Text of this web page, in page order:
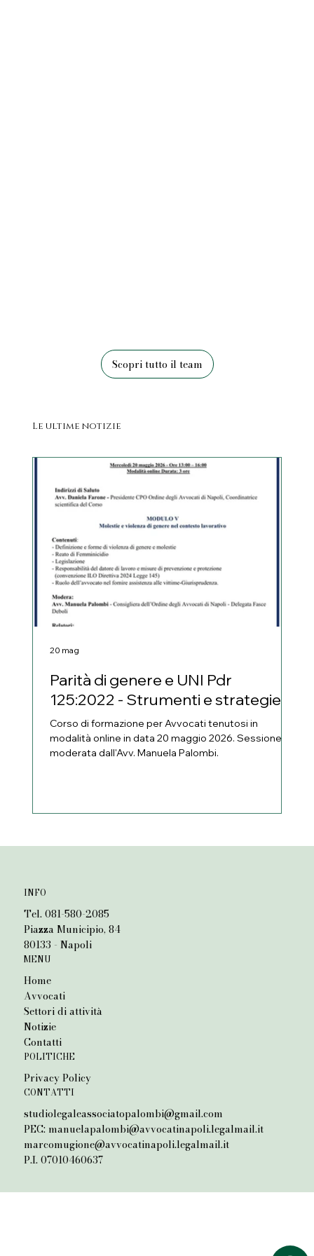
Scopri tutto il team
Le ultime notizie
Parità di genere e UNI Pdr
125:2022 - Strumenti e strategie
Corso di formazione per Avvocati tenutosi in
modalità online in data 20 maggio 2026. Sessione
moderata dall'Avv. Manuela Palombi.
20 mag
INFO
Tel. 081-580-2085
Piazza Municipio, 84
80133 - Napoli
MENU
Home
Avvocati
Settori di attività
Notizie
Contatti
POLITICHE
Privacy Policy
CONTATTI
studiolegaleassociatopalombi@gmail.com
PEC: manuelapalombi@avvocatinapoli.legalmail.it
marcomugione@avvocatinapoli.legalmail.it
P.I. 07010460637